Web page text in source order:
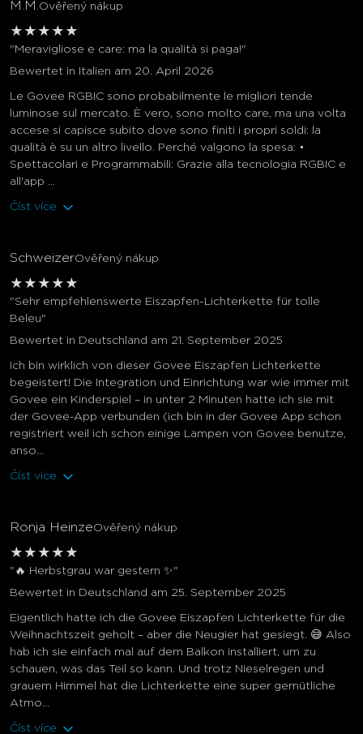
M.M.Ověřený nákup
★ ★ ★ ★ ★
"Meravigliose e care: ma la qualità si paga!"
Bewertet in Italien am 20. April 2026
Le Govee RGBIC sono probabilmente le migliori tende
luminose sul mercato. È vero, sono molto care, ma una volta
accese si capisce subito dove sono finiti i propri soldi: la
qualità è su un altro livello. Perché valgono la spesa: •
Spettacolari e Programmabili: Grazie alla tecnologia RGBIC e
all'app ...
Číst více
SchweizerOvěřený nákup
★ ★ ★ ★ ★
"Sehr empfehlenswerte Eiszapfen-Lichterkette für tolle
Beleu"
Bewertet in Deutschland am 21. September 2025
Ich bin wirklich von dieser Govee Eiszapfen Lichterkette
begeistert! Die Integration und Einrichtung war wie immer mit
Govee ein Kinderspiel – in unter 2 Minuten hatte ich sie mit
der Govee-App verbunden (ich bin in der Govee App schon
registriert weil ich schon einige Lampen von Govee benutze,
anso...
Číst více
Ronja HeinzeOvěřený nákup
★ ★ ★ ★ ★
"🔥 Herbstgrau war gestern ✨"
Bewertet in Deutschland am 25. September 2025
Eigentlich hatte ich die Govee Eiszapfen Lichterkette für die
Weihnachtszeit geholt – aber die Neugier hat gesiegt. 😅 Also
hab ich sie einfach mal auf dem Balkon installiert, um zu
schauen, was das Teil so kann. Und trotz Nieselregen und
grauem Himmel hat die Lichterkette eine super gemütliche
Atmo...
Číst více